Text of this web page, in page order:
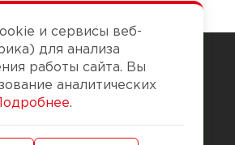
работалось
и сервисы веб-
для анализа
работы сайта. Вы
аналитических
.